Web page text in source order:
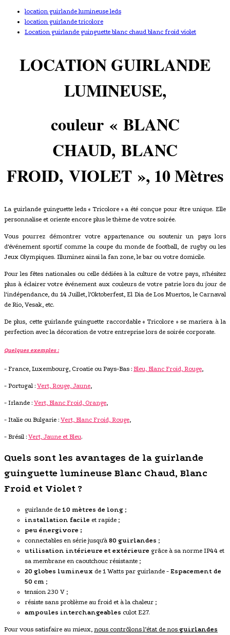
location guirlande lumineuse leds
location guirlande tricolore
Location guirlande guinguette blanc chaud blanc froid violet
LOCATION GUIRLANDE
LUMINEUSE,
couleur « BLANC
CHAUD, BLANC
FROID, VIOLET », 10 Mètres
La guirlande guinguette leds « Tricolore » a été conçue pour être unique. Elle
personnalise et oriente encore plus le thème de votre soirée.
Vous pourrez démontrer votre appartenance ou soutenir un pays lors
d'événement sportif comme la coupe du monde de football, de rugby ou les
Jeux Olympiques. Illuminez ainsi la fan zone, le bar ou votre domicile.
Pour les fêtes nationales ou celle dédiées à la culture de votre pays, n'hésitez
plus à éclairer votre événement aux couleurs de votre patrie lors du jour de
l'indépendance, du 14 Juillet, l'Oktoberfest, El Dia de Los Muertos, le Carnaval
de Rio, Vesak, etc.
De plus, cette guirlande guinguette raccordable « Tricolore » se mariera à la
perfection avec la décoration de votre entreprise lors de soirée corporate.
Quelques exemples :
- France, Luxembourg, Croatie ou Pays-Bas : Bleu, Blanc Froid, Rouge
- Portugal : Vert, Rouge, Jaune
- Irlande : Vert, Blanc Froid, Orange
- Italie ou Bulgarie : Vert, Blanc Froid, Rouge
- Brésil : Vert, Jaune et Bleu.
Quels sont les avantages de la guirlande
guinguette lumineuse Blanc Chaud, Blanc
Froid et Violet ?
guirlande de 10 mètres de long ;
installation facile et rapide ;
peu énergivore ;
connectables en série jusqu'à 80 guirlandes ;
utilisation intérieure et extérieure grâce à sa norme IP44 et
sa membrane en caoutchouc résistante ;
20 globes lumineux de 1 Watts par guirlande - Espacement de
50 cm ;
tension 230 V ;
résiste sans problème au froid et à la chaleur ;
ampoules interchangeables culot E27.
Pour vous satisfaire au mieux, nous contrôlons l’état de nos guirlandes